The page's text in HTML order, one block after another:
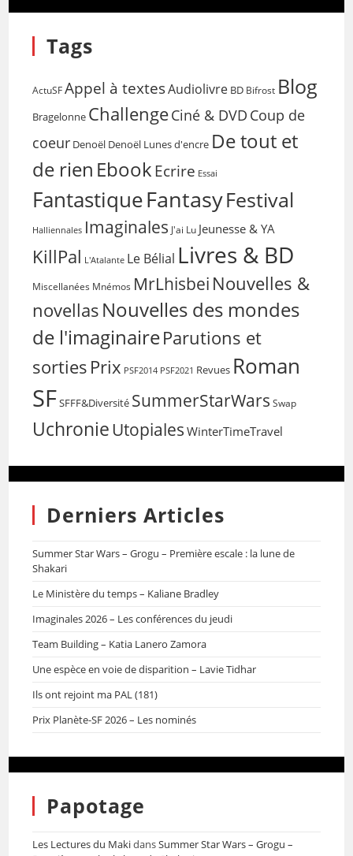
Tags
ActuSF Appel à textesAudiolivre BD Bifrost Blog
Bragelonne ChallengeCiné & DVD Coup de
coeur Denoël Denoël Lunes d'encre De tout et
de rien EbookEcrire Essai
FantastiqueFantasyFestival
Halliennales Imaginales J'ai Lu Jeunesse & YA
KillPal L'Atalante Le Bélial Livres & BD
Miscellanées Mnémos MrLhisbei Nouvelles &
novellas Nouvelles des mondes
de l'imaginaireParutions et
sorties Prix PSF2014 PSF2021 Revues Roman
SFSFFF&Diversité SummerStarWars Swap
Uchronie Utopiales WinterTimeTravel
Derniers Articles
Summer Star Wars – Grogu – Première escale : la lune de
Shakari
Le Ministère du temps – Kaliane Bradley
Imaginales 2026 – Les conférences du jeudi
Team Building – Katia Lanero Zamora
Une espèce en voie de disparition – Lavie Tidhar
Ils ont rejoint ma PAL (181)
Prix Planète-SF 2026 – Les nominés
Papotage
Les Lectures du MakidansSummer Star Wars – Grogu –